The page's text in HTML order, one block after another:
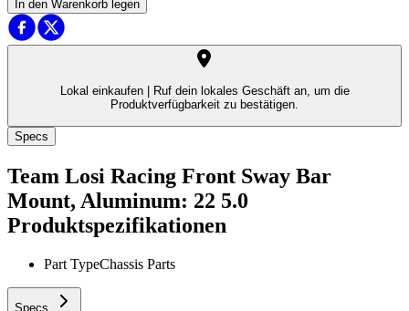
In den Warenkorb legen
Lokal einkaufen |
Ruf dein lokales Geschäft an, um die
Produktverfügbarkeit zu bestätigen.
Specs
Team Losi Racing Front Sway Bar
Mount, Aluminum: 22 5.0
Produktspezifikationen
Part TypeChassis Parts
Specs